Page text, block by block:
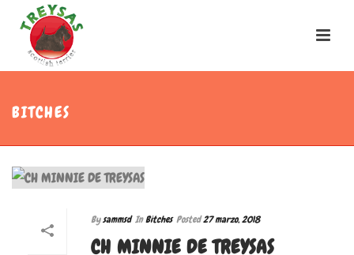
BITCHES
Bysammsd InBitches Posted27 marzo, 2018
CH MINNIE DE TREYSAS